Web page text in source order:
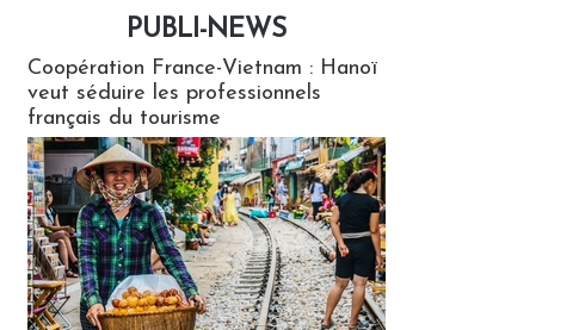
PUBLI-NEWS
Coopération France-Vietnam : Hanoï
veut séduire les professionnels
français du tourisme